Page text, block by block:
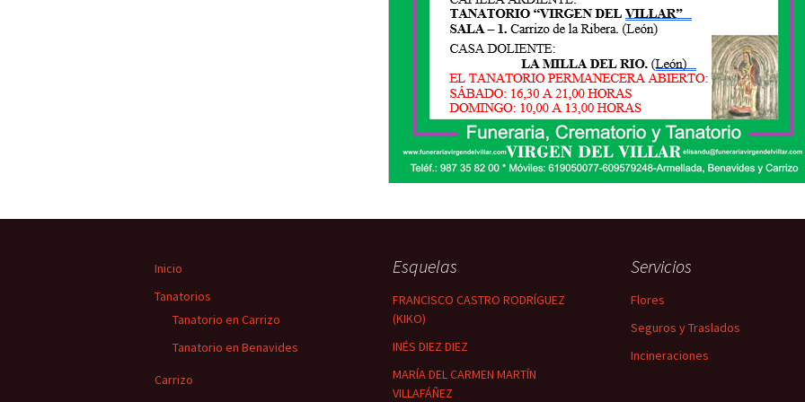
Inicio
Tanatorios
Tanatorio en Carrizo
Tanatorio en Benavides
Carrizo
Esquelas
FRANCISCO CASTRO RODRÍGUEZ
(KIKO)
INÉS DIEZ DIEZ
MARÍA DEL CARMEN MARTÍN
VILLAFÁÑEZ
Servicios
Flores
Seguros y Traslados
Incineraciones